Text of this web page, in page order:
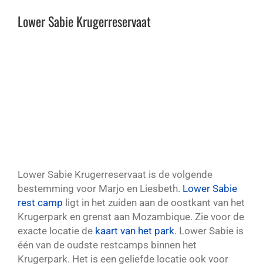
Lower Sabie Krugerreservaat
Lower Sabie Krugerreservaat is de volgende
bestemming voor Marjo en Liesbeth. Lower Sabie
rest camp ligt in het zuiden aan de oostkant van het
Krugerpark en grenst aan Mozambique. Zie voor de
exacte locatie de kaart van het park. Lower Sabie is
één van de oudste restcamps binnen het
Krugerpark. Het is een geliefde locatie ook voor